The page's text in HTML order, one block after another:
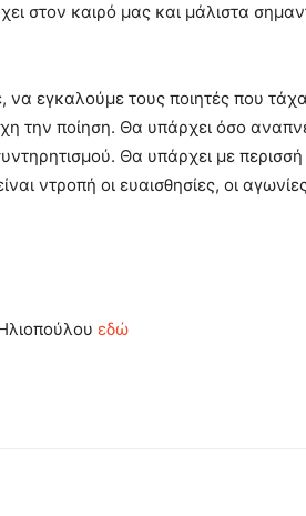
στον καιρό μας και μάλιστα
εγκαλούμε τους ποιητές που
την ποίηση. Θα υπάρχει όσο
Θα υπάρχει με
ντροπή οι ευαισθησίες, οι
εδώ